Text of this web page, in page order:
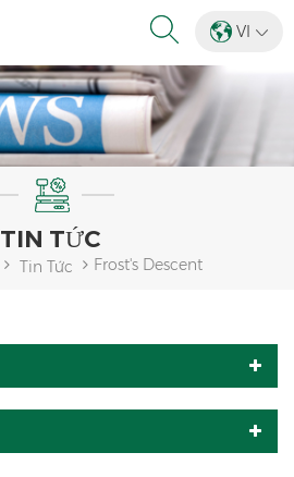
VI
TIN TỨC
Tin Tức Frost's Descent